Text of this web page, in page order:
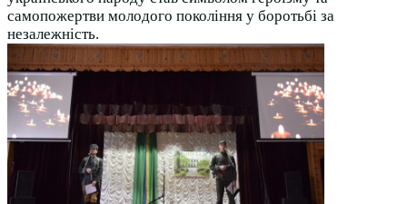
самопожертви молодого покоління у боротьбі за
незалежність.